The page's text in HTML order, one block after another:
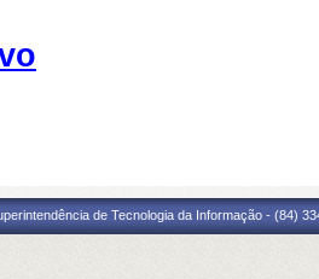
de Tecnologia da Informação - (84)